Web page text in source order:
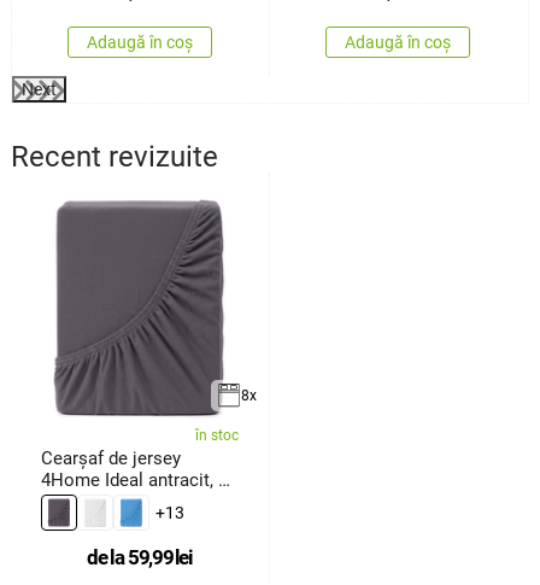
Adaugă în coș Adaugă în coș
Next
Recent revizuite
8x
în stoc
Cearșaf de jersey
4Home Ideal antracit, 70
x 140
+13
de la59,99 lei